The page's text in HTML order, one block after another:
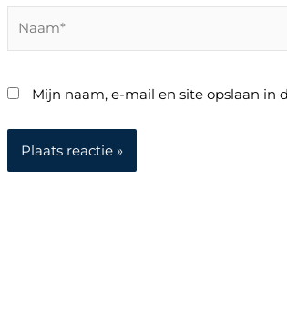
Mijn naam, e-mail en site opslaan in